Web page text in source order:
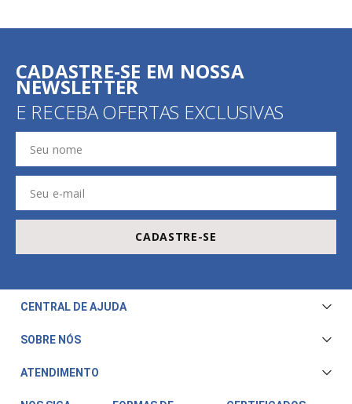
CADASTRE-SE EM NOSSA
NEWSLETTER
E RECEBA OFERTAS EXCLUSIVAS
CADASTRE-SE
CENTRAL DE AJUDA
Central de Atendimento
Trocas e Devoluções
Fale Conosco
SOBRE NÓS
ATENDIMENTO